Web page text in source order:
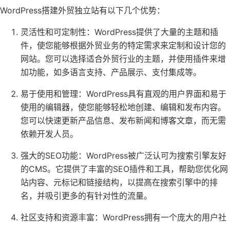
WordPress搭建外贸独立站有以下几个优势：
灵活性和可定制性：WordPress提供了大量的主题和插
件，使您能够根据外贸业务的特定需求来定制和设计您的
网站。您可以选择适合外贸行业的主题，并使用插件来增
加功能，如多语言支持、产品展示、支付集成等。
易于使用和管理：WordPress具有直观的用户界面和易于
使用的编辑器，使您能够轻松地创建、编辑和发布内容。
您可以快速更新产品信息、发布新闻和博客文章，而无需
依赖开发人员。
强大的SEO功能：WordPress被广泛认可为搜索引擎友好
的CMS。它提供了丰富的SEO插件和工具，帮助您优化网
站内容、元标记和链接结构，以提高在搜索引擎中的排
名，并吸引更多的有针对性的流量。
社区支持和资源丰富：WordPress拥有一个庞大的用户社